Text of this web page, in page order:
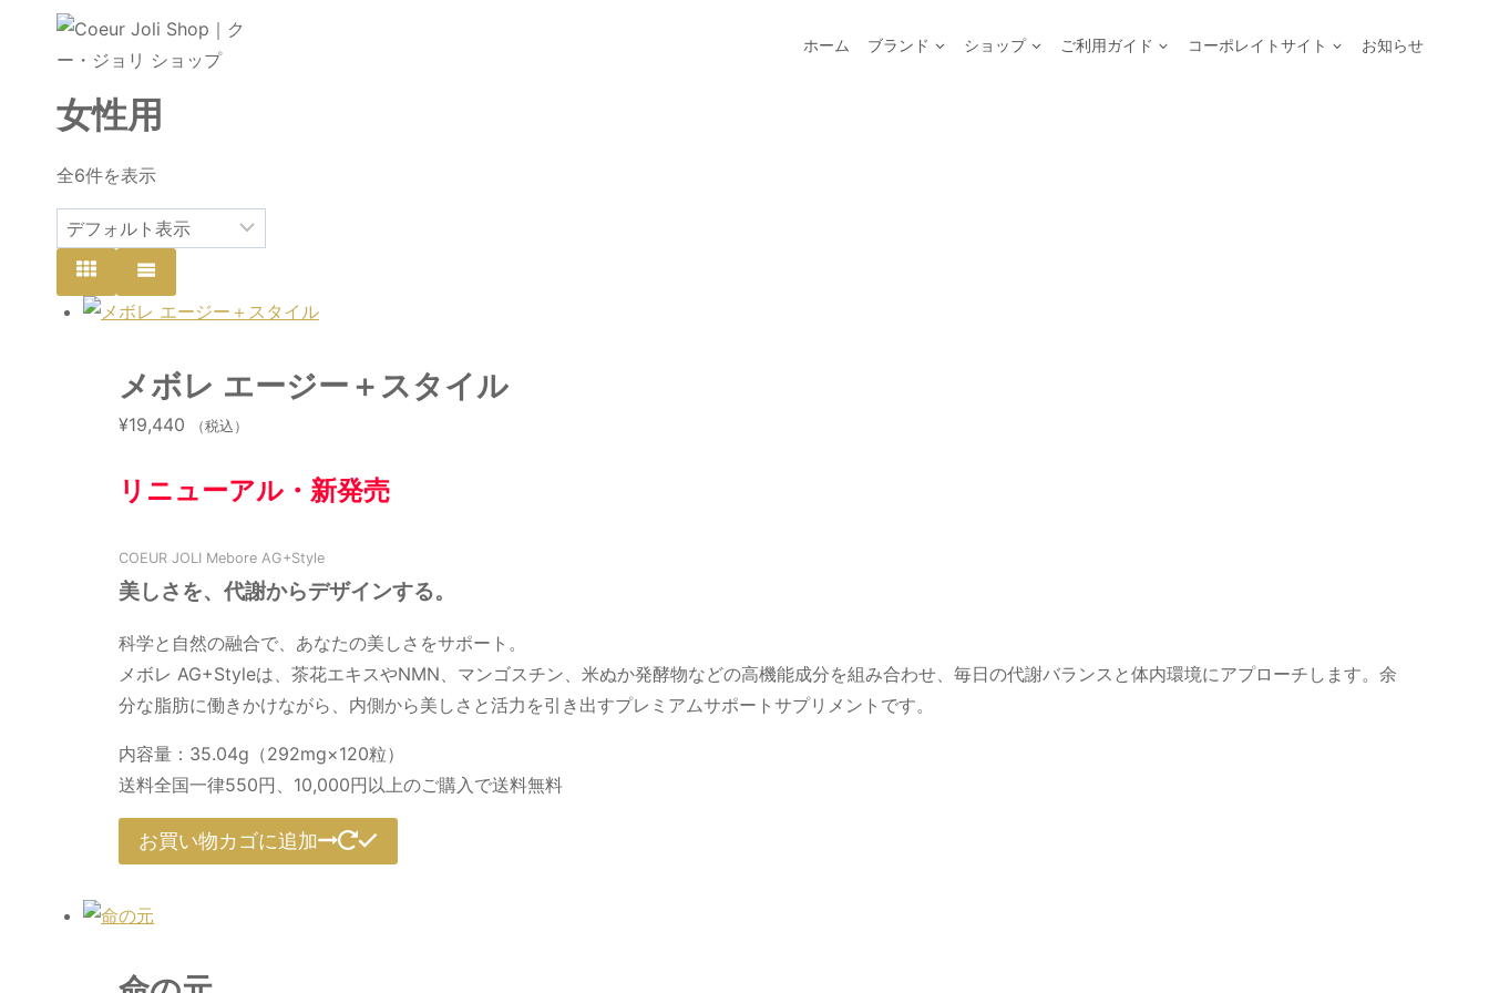
ホーム ブランド ショップ ご利用ガイド コーポレイトサイト お知らせ
女性用
全6件を表示
メボレ エージー＋スタイル
¥19,440 （税込）
リニューアル・新発売
COEUR JOLI Mebore AG+Style
美しさを、代謝からデザインする。
科学と自然の融合で、あなたの美しさをサポート。
メボレ AG+Styleは、茶花エキスやNMN、マンゴスチン、米ぬか発酵物などの高機能成分を組み合わせ、毎日の代謝バランスと体内環境にアプローチします。余
分な脂肪に働きかけながら、内側から美しさと活力を引き出すプレミアムサポートサプリメントです。
内容量：35.04g（292mg×120粒）
送料全国一律550円、10,000円以上のご購入で送料無料
お買い物カゴに追加